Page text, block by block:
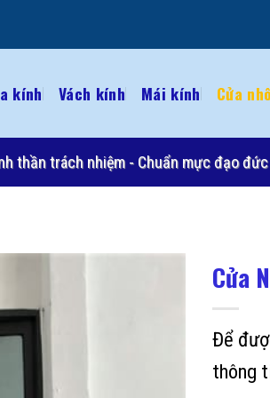
kính Vách kính Mái kính Cửa
thần trách nhiệm - Chuẩn mực đạo
Cửa
Để
thông